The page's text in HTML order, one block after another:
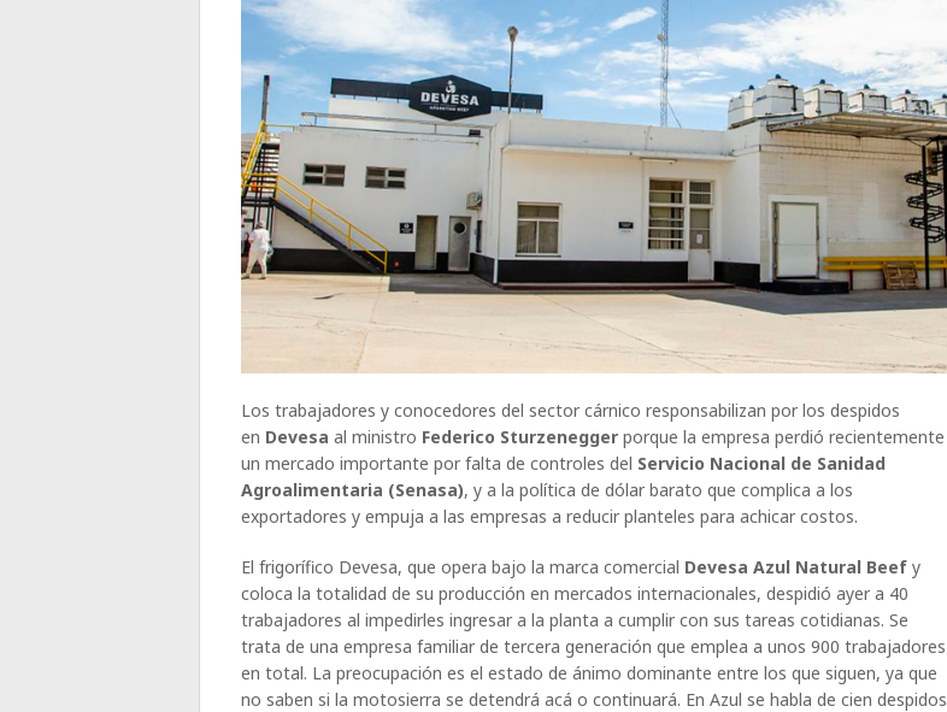
Los trabajadores y conocedores del sector cárnico responsabilizan por los despidos
en Devesaal ministro Federico Sturzenegger porque la empresa perdió recientemente
un mercado importante por falta de controles del Servicio Nacional de Sanidad
Agroalimentaria (Senasa), y a la política de dólar barato que complica a los
exportadores y empuja a las empresas a reducir planteles para achicar costos.
El frigorífico Devesa, que opera bajo la marca comercial Devesa Azul Natural Beef y
coloca la totalidad de su producción en mercados internacionales, despidió ayer a 40
trabajadores al impedirles ingresar a la planta a cumplir con sus tareas cotidianas. Se
trata de una empresa familiar de tercera generación que emplea a unos 900 trabajadores
en total. La preocupación es el estado de ánimo dominante entre los que siguen, ya que
no saben si la motosierra se detendrá acá o continuará. En Azul se habla de cien despidos